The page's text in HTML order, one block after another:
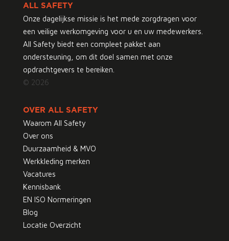
ALL SAFETY
Onze dagelijkse missie is het mede zorgdragen voor
een veilige werkomgeving voor u en uw medewerkers.
All Safety biedt een compleet pakket aan
ondersteuning, om dit doel samen met onze
opdrachtgevers te bereiken.
© 2026
OVER ALL SAFETY
Waarom All Safety
Over ons
Duurzaamheid & MVO
Werkkleding merken
Vacatures
Kennisbank
EN ISO Normeringen
Blog
Locatie Overzicht